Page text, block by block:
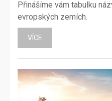
Přinášíme vám tabulku
evropských zemích.
VÍCE